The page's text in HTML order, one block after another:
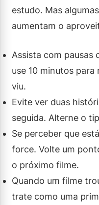
estudo. Mas
aumentam o
Assista com pausas
use 10 minutos
viu.
Evite ver duas
seguida. Alterne o
Se perceber que
force. Volte um
o próximo filme.
Quando um filme
trate como uma